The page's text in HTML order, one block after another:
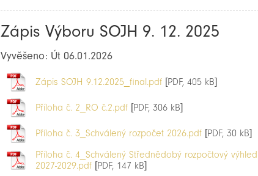
Zápis Výboru SOJH 9. 12. 2025
Vyvěšeno: Út 06.01.2026
Zápis SOJH 9.12.2025_final.pdf [PDF, 405 kB]
Příloha č. 2_RO č.2.pdf [PDF, 306 kB]
Příloha č. 3_Schválený rozpočet 2026.pdf [PDF, 30 kB]
Příloha č. 4_Schválený Střednědobý rozpočtový
2027-2029.pdf [PDF, 147 kB]